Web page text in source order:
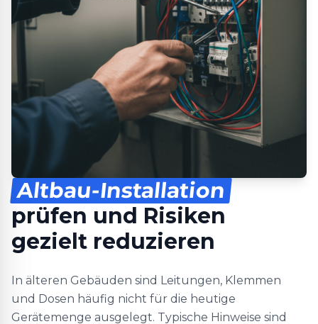
Altbau-Installation
prüfen und Risiken
gezielt reduzieren
In älteren Gebäuden sind Leitungen, Klemmen
und Dosen häufig nicht für die heutige
Gerätemenge ausgelegt. Typische Hinweise sind